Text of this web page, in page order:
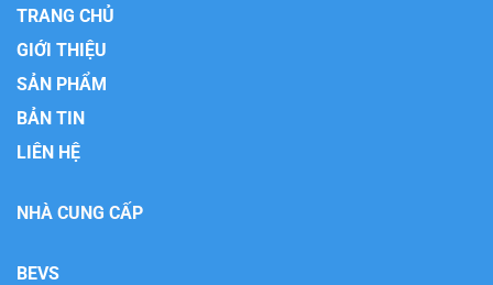
TRANG CHỦ
GIỚI THIỆU
SẢN PHẨM
BẢN TIN
LIÊN HỆ
NHÀ CUNG CẤP
BEVS